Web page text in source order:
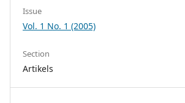
Issue
Vol. 1 No. 1 (2005)
Section
Artikels